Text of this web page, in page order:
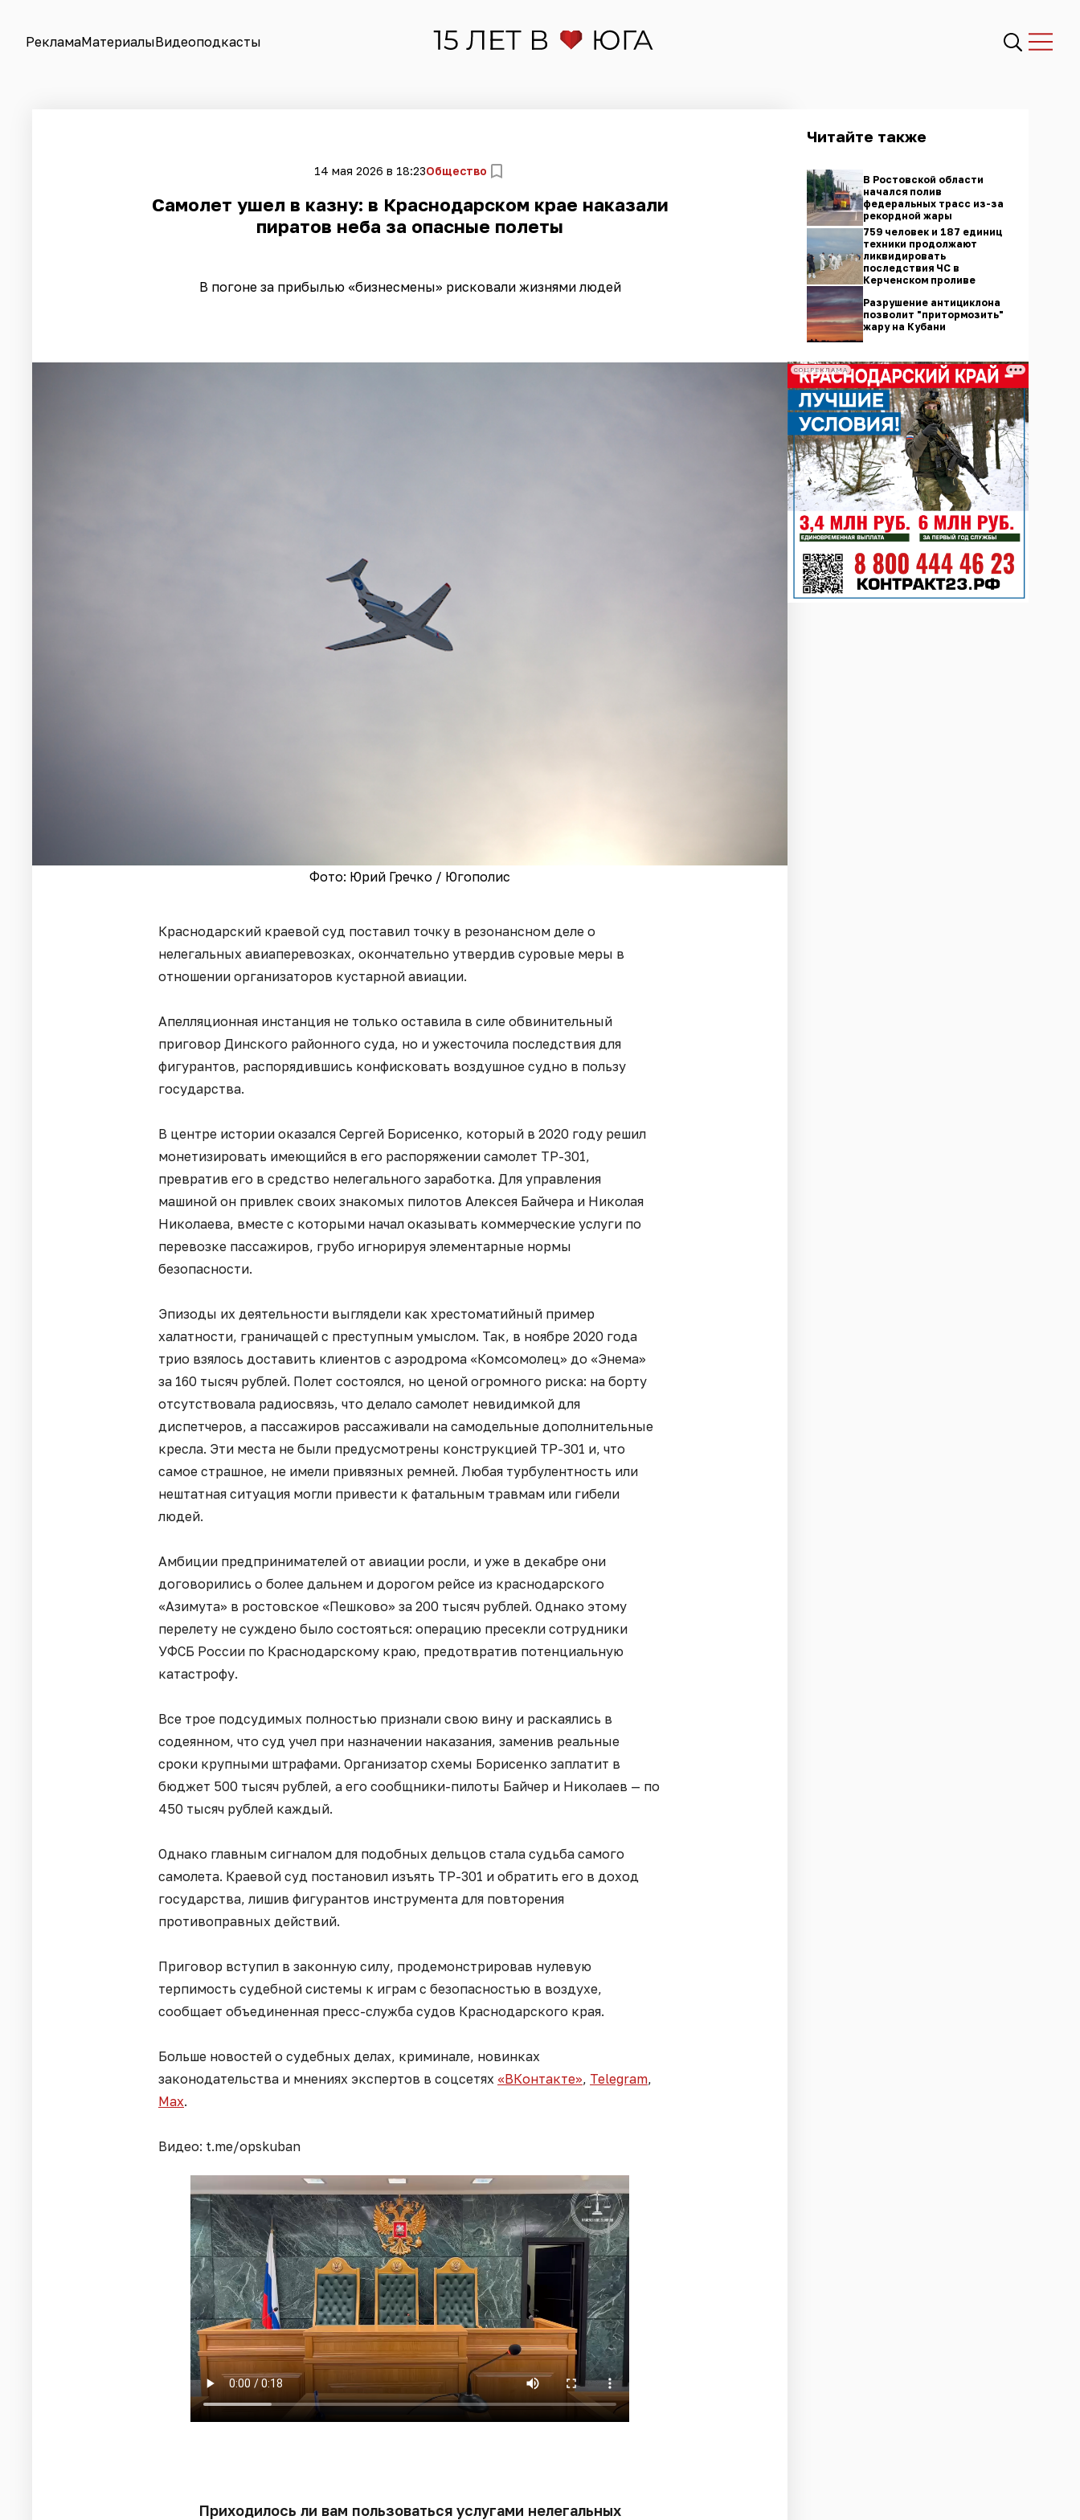
РекламаМатериалыВидеоподкасты
14 мая 2026 в 18:23Общество
Самолет ушел в казну: в Краснодарском крае наказали
пиратов неба за опасные полеты
В погоне за прибылью «бизнесмены» рисковали жизнями людей
Фото: Юрий Гречко / Югополис
Краснодарский краевой суд поставил точку в резонансном деле о
нелегальных авиаперевозках, окончательно утвердив суровые меры в
отношении организаторов кустарной авиации.
Апелляционная инстанция не только оставила в силе обвинительный
приговор Динского районного суда, но и ужесточила последствия для
фигурантов, распорядившись конфисковать воздушное судно в пользу
государства.
В центре истории оказался Сергей Борисенко, который в 2020 году решил
монетизировать имеющийся в его распоряжении самолет ТР-301,
превратив его в средство нелегального заработка. Для управления
машиной он привлек своих знакомых пилотов Алексея Байчера и Николая
Николаева, вместе с которыми начал оказывать коммерческие услуги по
перевозке пассажиров, грубо игнорируя элементарные нормы
безопасности.
Эпизоды их деятельности выглядели как хрестоматийный пример
халатности, граничащей с преступным умыслом. Так, в ноябре 2020 года
трио взялось доставить клиентов с аэродрома «Комсомолец» до «Энема»
за 160 тысяч рублей. Полет состоялся, но ценой огромного риска: на борту
отсутствовала радиосвязь, что делало самолет невидимкой для
диспетчеров, а пассажиров рассаживали на самодельные дополнительные
кресла. Эти места не были предусмотрены конструкцией ТР-301 и, что
самое страшное, не имели привязных ремней. Любая турбулентность или
нештатная ситуация могли привести к фатальным травмам или гибели
людей.
Амбиции предпринимателей от авиации росли, и уже в декабре они
договорились о более дальнем и дорогом рейсе из краснодарского
«Азимута» в ростовское «Пешково» за 200 тысяч рублей. Однако этому
перелету не суждено было состояться: операцию пресекли сотрудники
УФСБ России по Краснодарскому краю, предотвратив потенциальную
катастрофу.
Все трое подсудимых полностью признали свою вину и раскаялись в
содеянном, что суд учел при назначении наказания, заменив реальные
сроки крупными штрафами. Организатор схемы Борисенко заплатит в
бюджет 500 тысяч рублей, а его сообщники-пилоты Байчер и Николаев — по
450 тысяч рублей каждый.
Однако главным сигналом для подобных дельцов стала судьба самого
самолета. Краевой суд постановил изъять ТР-301 и обратить его в доход
государства, лишив фигурантов инструмента для повторения
противоправных действий.
Приговор вступил в законную силу, продемонстрировав нулевую
терпимость судебной системы к играм с безопасностью в воздухе,
сообщает объединенная пресс-служба судов Краснодарского края.
Больше новостей о судебных делах, криминале, новинках
законодательства и мнениях экспертов в соцсетях «ВКонтакте», Telegram,
Мах.
Видео: t.me/opskuban
Приходилось ли вам пользоваться услугами нелегальных
Читайте также
В Ростовской области
начался полив
федеральных трасс из-за
рекордной жары
759 человек и 187 единиц
техники продолжают
ликвидировать
последствия ЧС в
Керченском проливе
Разрушение антициклона
позволит "притормозить"
жару на Кубани
СОЦРЕКЛАМА